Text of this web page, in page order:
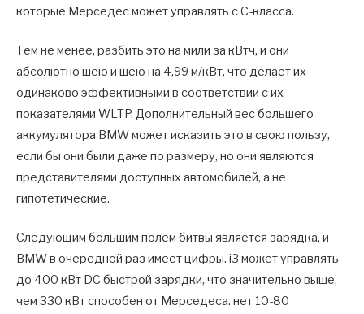
которые Мерседес может управлять с C-класса.
Тем не менее, разбить это на мили за кВтч, и они
абсолютно шею и шею на 4,99 м/кВт, что делает их
одинаково эффективными в соответствии с их
показателями WLTP. Дополнительный вес большего
аккумулятора BMW может исказить это в свою пользу,
если бы они были даже по размеру, но они являются
представителями доступных автомобилей, а не
гипотетические.
Следующим большим полем битвы является зарядка, и
BMW в очередной раз имеет цифры. i3 может управлять
до 400 кВт DC быстрой зарядки, что значительно выше,
чем 330 кВт способен от Мерседеса. нет 10-80